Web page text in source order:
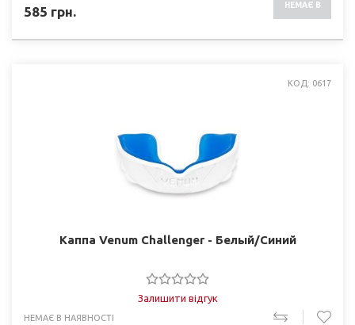
585 грн. НЕМАЄ В
КОД: 0617
Каппа Venum Challenger - Белый/Синий
Залишити відгук
НЕМАЄ В НАЯВНОСТІ